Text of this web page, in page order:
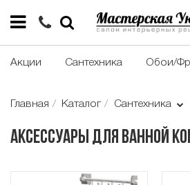
Акции Сантехника Обои/
Главная Каталог Сантехника
Аксессуары для ванной